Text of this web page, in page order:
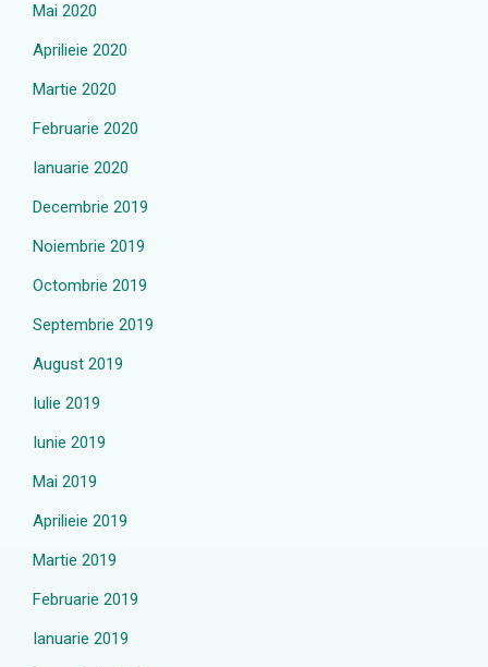
Mai 2020
Aprilieie 2020
Martie 2020
Februarie 2020
Ianuarie 2020
Decembrie 2019
Noiembrie 2019
Octombrie 2019
Septembrie 2019
August 2019
Iulie 2019
Iunie 2019
Mai 2019
Aprilieie 2019
Martie 2019
Februarie 2019
Ianuarie 2019